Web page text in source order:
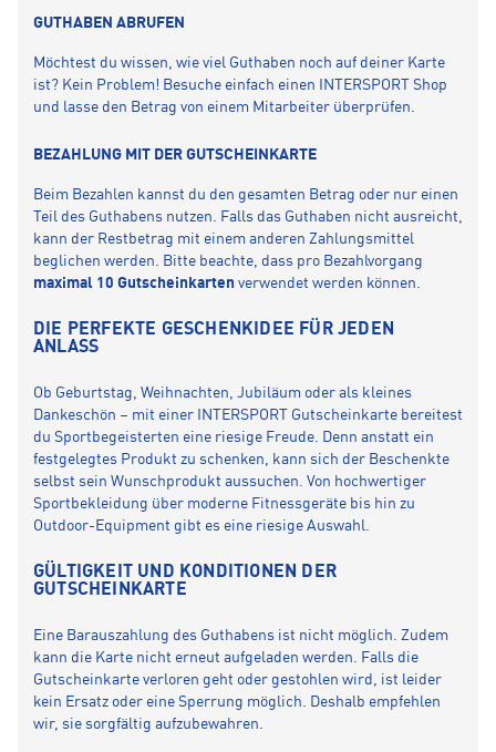
GUTHABEN ABRUFEN
Möchtest du wissen, wie viel Guthaben noch auf deiner Karte
ist? Kein Problem! Besuche einfach einen INTERSPORT Shop
und lasse den Betrag von einem Mitarbeiter überprüfen.
BEZAHLUNG MIT DER GUTSCHEINKARTE
Beim Bezahlen kannst du den gesamten Betrag oder nur einen
Teil des Guthabens nutzen. Falls das Guthaben nicht ausreicht,
kann der Restbetrag mit einem anderen Zahlungsmittel
beglichen werden. Bitte beachte, dass pro Bezahlvorgang
maximal 10 Gutscheinkarten verwendet werden können.
DIE PERFEKTE GESCHENKIDEE FÜR JEDEN
ANLASS
Ob Geburtstag, Weihnachten, Jubiläum oder als kleines
Dankeschön – mit einer INTERSPORT Gutscheinkarte bereitest
du Sportbegeisterten eine riesige Freude. Denn anstatt ein
festgelegtes Produkt zu schenken, kann sich der Beschenkte
selbst sein Wunschprodukt aussuchen. Von hochwertiger
Sportbekleidung über moderne Fitnessgeräte bis hin zu
Outdoor-Equipment gibt es eine riesige Auswahl.
GÜLTIGKEIT UND KONDITIONEN DER
GUTSCHEINKARTE
Eine Barauszahlung des Guthabens ist nicht möglich. Zudem
kann die Karte nicht erneut aufgeladen werden. Falls die
Gutscheinkarte verloren geht oder gestohlen wird, ist leider
kein Ersatz oder eine Sperrung möglich. Deshalb empfehlen
wir, sie sorgfältig aufzubewahren.